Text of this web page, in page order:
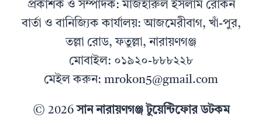
প্রকাশক ও সম্পাদক: মাজহারুল ইসলাম রোকন
বার্তা ও বানিজ্যিক কার্যালয়: আজমেরীবাগ, খাঁ-পুর,
তল্লা রোড, ফতুল্লা, নারায়ণগঞ্জ
মোবাইল: ০১৯২০-৮৮৮২২৮
মেইল করুন: mrokon5@gmail.com
© 2026 সান নারায়ণগঞ্জ টুয়েন্টিফোর ডটকম